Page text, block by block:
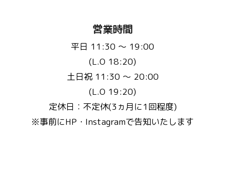
営業時間
平日 11:30 〜 19:00
(L.O 18:20)
土日祝 11:30 〜 20:00
(L.O 19:20)
定休日：不定休(3ヵ月に1回程度)
※事前にHP・Instagramで告知いたします